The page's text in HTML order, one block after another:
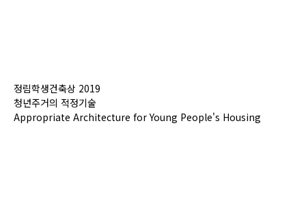
정림학생건축상 2019
청년주거의 적정기술
Appropriate Architecture for Young People's Housing